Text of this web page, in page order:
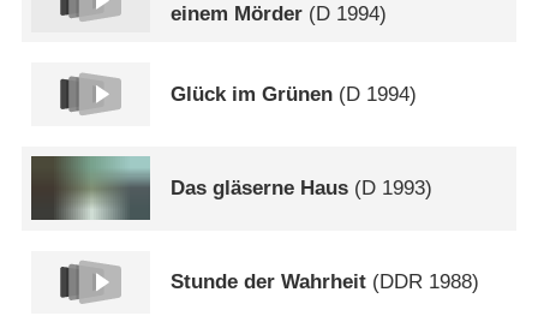
einem Mörder (D 1994)
Glück im Grünen (D 1994)
Das gläserne Haus (D 1993)
Stunde der Wahrheit (DDR 1988)